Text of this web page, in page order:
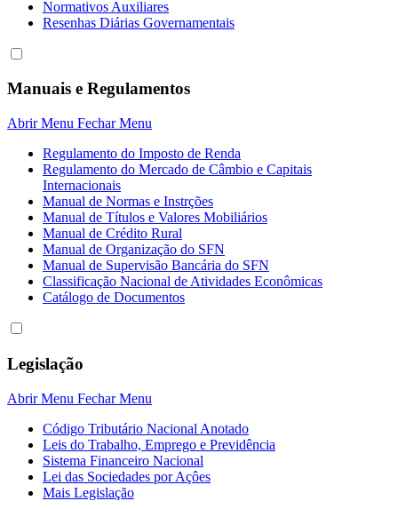
Normativos Auxiliares
Resenhas Diárias Governamentais
Manuais e Regulamentos
Abrir Menu Fechar Menu
Regulamento do Imposto de Renda
Regulamento do Mercado de Câmbio e Capitais
Internacionais
Manual de Normas e Instrções
Manual de Títulos e Valores Mobiliários
Manual de Crédito Rural
Manual de Organização do SFN
Manual de Supervisão Bancária do SFN
Classificação Nacional de Atividades Econômicas
Catálogo de Documentos
Legislação
Abrir Menu Fechar Menu
Código Tributário Nacional Anotado
Leis do Trabalho, Emprego e Previdência
Sistema Financeiro Nacional
Lei das Sociedades por Açôes
Mais Legislação